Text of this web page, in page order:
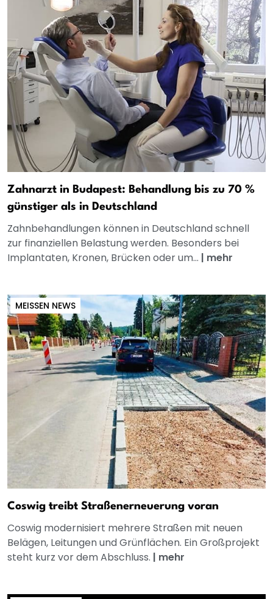
Zahnarzt in Budapest: Behandlung bis zu 70 %
günstiger als in Deutschland
Zahnbehandlungen können in Deutschland schnell
zur finanziellen Belastung werden. Besonders bei
Implantaten, Kronen, Brücken oder um... | mehr
MEISSEN NEWS
Coswig treibt Straßenerneuerung voran
Coswig modernisiert mehrere Straßen mit neuen
Belägen, Leitungen und Grünflächen. Ein Großprojekt
steht kurz vor dem Abschluss. | mehr